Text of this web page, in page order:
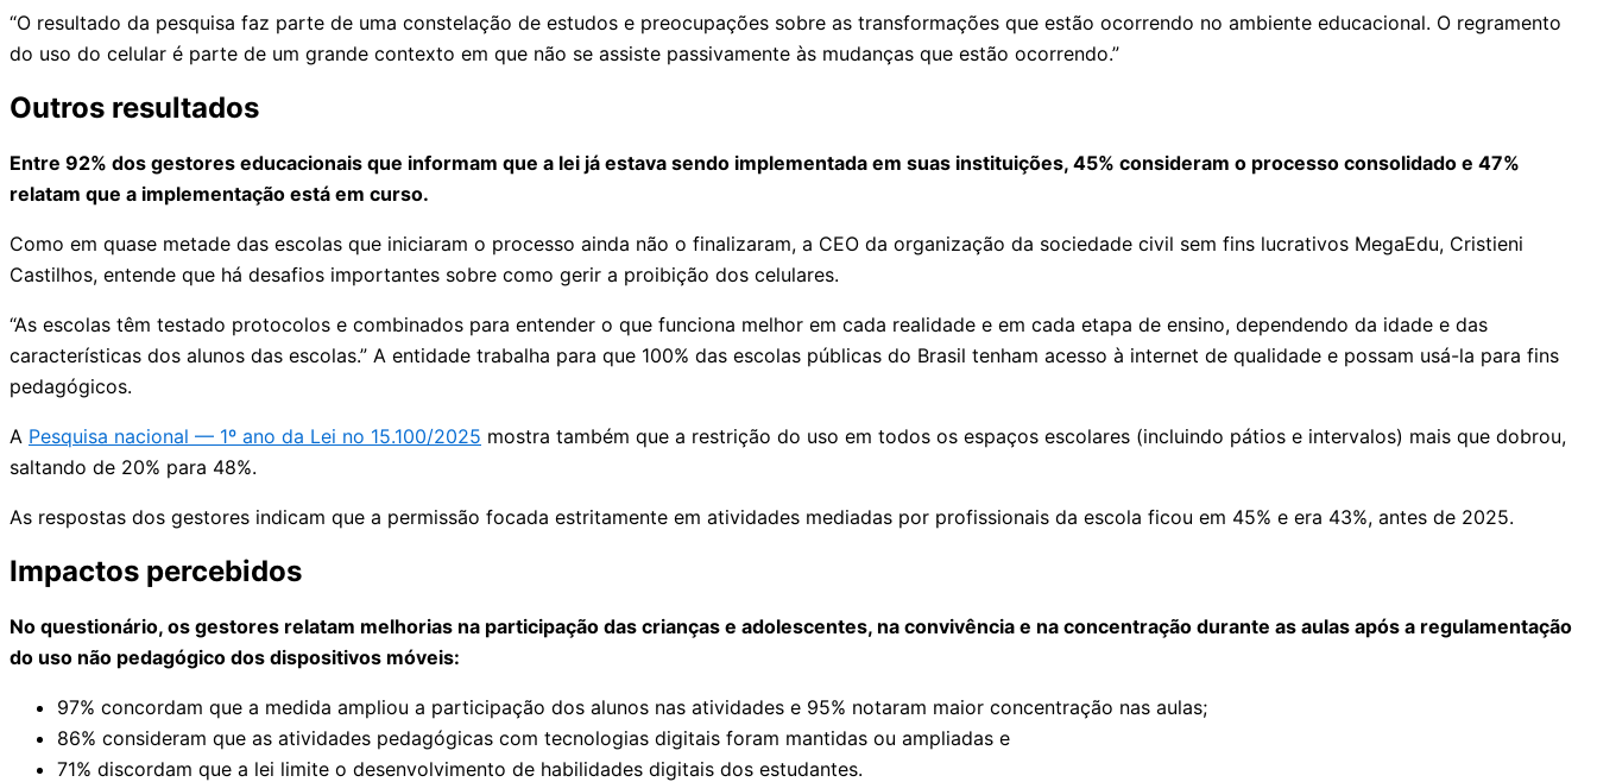
“O resultado da pesquisa faz parte de uma constelação de estudos e preocupações sobre as transformações que estão ocorrendo no ambiente educacional. O regramento
do uso do celular é parte de um grande contexto em que não se assiste passivamente às mudanças que estão ocorrendo.”
Outros resultados
Entre 92% dos gestores educacionais que informam que a lei já estava sendo implementada em suas instituições, 45% consideram o processo consolidado e 47%
relatam que a implementação está em curso.
Como em quase metade das escolas que iniciaram o processo ainda não o finalizaram, a CEO da organização da sociedade civil sem fins lucrativos MegaEdu, Cristieni
Castilhos, entende que há desafios importantes sobre como gerir a proibição dos celulares.
“As escolas têm testado protocolos e combinados para entender o que funciona melhor em cada realidade e em cada etapa de ensino, dependendo da idade e das
características dos alunos das escolas.” A entidade trabalha para que 100% das escolas públicas do Brasil tenham acesso à internet de qualidade e possam usá-la para fins
pedagógicos.
A Pesquisa nacional — 1º ano da Lei no 15.100/2025 mostra também que a restrição do uso em todos os espaços escolares (incluindo pátios e intervalos) mais que dobrou,
saltando de 20% para 48%.
As respostas dos gestores indicam que a permissão focada estritamente em atividades mediadas por profissionais da escola ficou em 45% e era 43%, antes de 2025.
Impactos percebidos
No questionário, os gestores relatam melhorias na participação das crianças e adolescentes, na convivência e na concentração durante as aulas após a regulamentação
do uso não pedagógi­co dos dispositivos móveis:
97% concordam que a medida ampliou a participação dos alunos nas atividades e 95% notaram maior concentração nas aulas;
86% consideram que as atividades pedagógicas com tecnologias digitais foram mantidas ou ampliadas e
71% discordam que a lei limite o desenvolvimento de habilidades digitais dos estudantes.